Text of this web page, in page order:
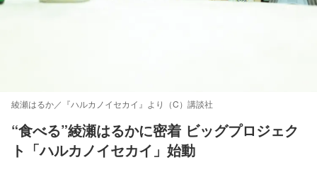
綾瀬はるか／『ハルカノイセカイ』より（C）講談社
“食べる”綾瀬はるかに密着 ビッグプロジェク
ト「ハルカノイセカイ」始動